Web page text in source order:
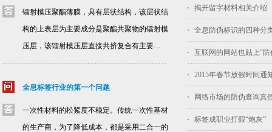
镭射模压聚酯薄膜，具有层状结构，该层状结
构的上表层为主要成分是聚酯共聚物的镭射模
压层，该镭射模压层直接共挤复合有主要…
全息标签行业的第一个问题
一次性材料的松紧度不稳定。传统一次性基材
的生产商，为了降低成本，都是采用二合一的
揭开留字材料相关介绍
全息防伪标识的四种分
互联网的网站也贴上“防
2015年春节放假时间通
网络市场的防伪查询真
标签成职业打假“炮灰”